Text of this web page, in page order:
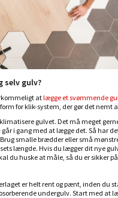
selv gulv?
atlægge et svømmende
for klik-system, der gør det nemt
gulvet. Det må meget
i gang med at lægge det. Så har
smalle brædder eller små
længde. Hvis du lægger dit nye
du huske at måle, så du er sikker
er helt rent og pænt, inden du
undergulv. Start med at